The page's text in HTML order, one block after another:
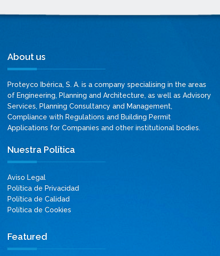
About us
Proteyco Ibérica, S. A. is a company specialising in the areas
of Engineering, Planning and Architecture, as well as Advisory
Services, Planning Consultancy and Management,
Compliance with Regulations and Building Permit
Applications for Companies and other institutional bodies.
Nuestra Política
Aviso Legal
Política de Privacidad
Política de Calidad
Política de Cookies
Featured